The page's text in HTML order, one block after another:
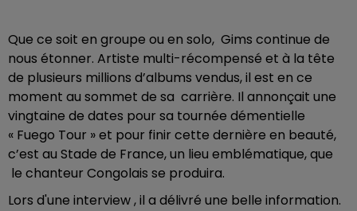
Que ce soit en groupe ou en solo, Gims conti­nue de
nous éton­ner. Artiste multi-récompensé et à la tête
de plusieurs millions d’albums vendus, il est en ce
moment au sommet de sa carrière. Il annonçait une
vingtaine de dates pour sa tournée démentielle
« Fuego Tour » et pour finir cette dernière en beauté,
c’est au Stade de France, un lieu emblématique, que
le chanteur Congolais se produira.
Lors d'une interview , il a délivré une belle information.